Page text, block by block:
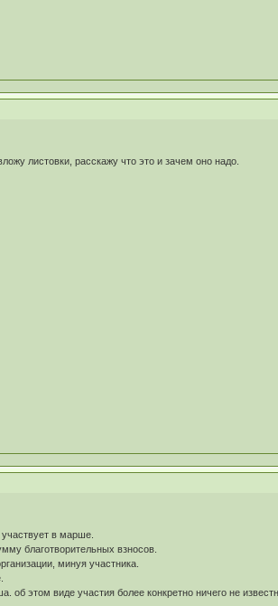
листовки, расскажу что это и зачем оно надо.
в марше.
благотворительных взносов.
минуя участника.
об этом виде участия более конкретно ничего не